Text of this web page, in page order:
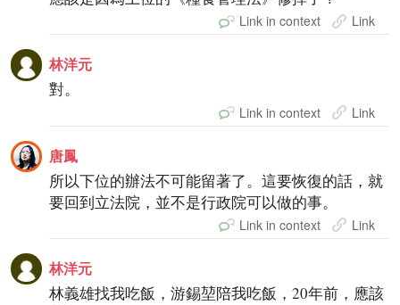
Link in context Link
林洋元
對。
Link in context Link
唐鳳
所以下位的辦法不可能留著了。這要恢復的話，就
要回到立法院，並不是行政院可以做的事。
Link in context Link
林洋元
林義雄找我吃飯，游錫堃陪我吃飯，20年前，應該